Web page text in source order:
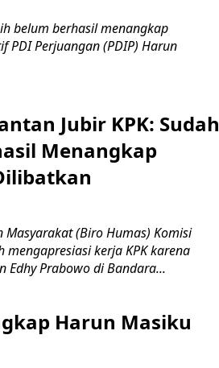
belum berhasil menangkap
PDI Perjuangan (PDIP) Harun
Jubir KPK: Sudah
Menangkap
Masyarakat (Biro Humas) Komisi
mengapresiasi kerja KPK karena
Edhy Prabowo di Bandara...
Harun Masiku